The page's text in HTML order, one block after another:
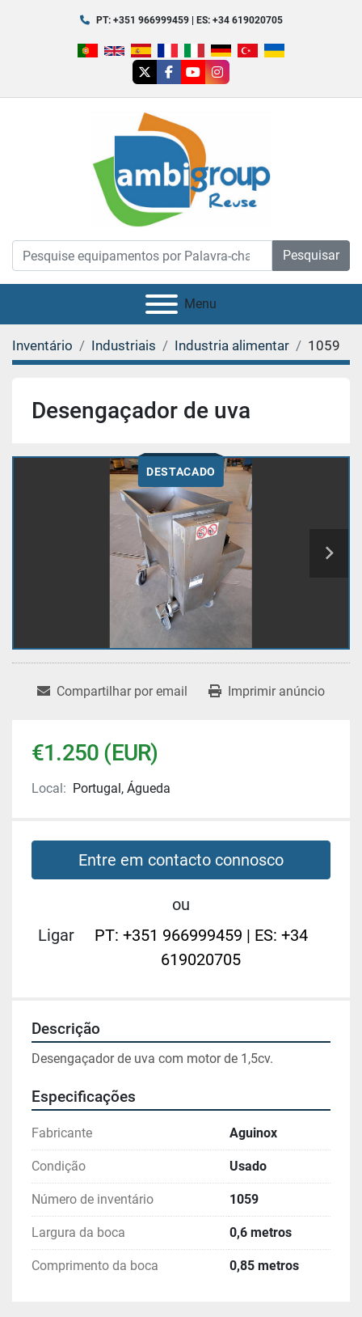
PT: +351 966999459 | ES: +34 619020705
twitterfacebook
youtubeinstagram
Pesquisar
Menu
Inventário Industriais Industria alimentar 1059
Desengaçador de uva
DESTACADO
Compartilhar por email Imprimir anúncio
€1.250 (EUR)
Local: Portugal, Águeda
Entre em contacto connosco
ou
Ligar
PT: +351 966999459 | ES: +34
619020705
Descrição
Desengaçador de uva com motor de 1,5cv.
Especificações
Fabricante Aguinox
Condição Usado
Número de inventário 1059
Largura da boca 0,6 metros
Comprimento da boca 0,85 metros